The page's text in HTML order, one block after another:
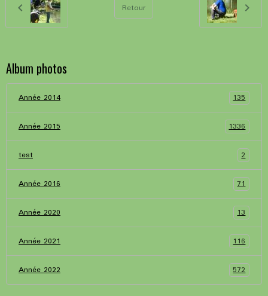
Retour
Album photos
Année 2014 135
Année 2015 1336
test 2
Année 2016 71
Année 2020 13
Année 2021 116
Année 2022 572